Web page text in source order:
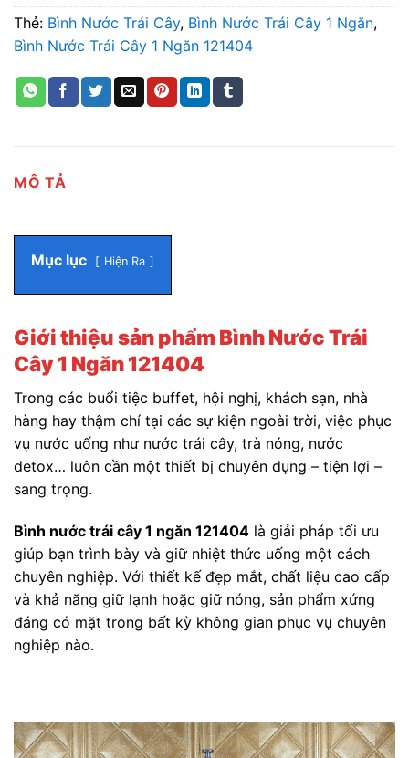
Thẻ: Bình Nước Trái Cây, Bình Nước Trái Cây 1 Ngăn,
Bình Nước Trái Cây 1 Ngăn 121404
MÔ TẢ
Mục lục Hiện Ra
Giới thiệu sản phẩm Bình Nước Trái
Cây 1 Ngăn 121404
Trong các buổi tiệc buffet, hội nghị, khách sạn, nhà
hàng hay thậm chí tại các sự kiện ngoài trời, việc phục
vụ nước uống như nước trái cây, trà nóng, nước
detox… luôn cần một thiết bị chuyên dụng – tiện lợi –
sang trọng.
Bình nước trái cây 1 ngăn 121404 là giải pháp tối ưu
giúp bạn trình bày và giữ nhiệt thức uống một cách
chuyên nghiệp. Với thiết kế đẹp mắt, chất liệu cao cấp
và khả năng giữ lạnh hoặc giữ nóng, sản phẩm xứng
đáng có mặt trong bất kỳ không gian phục vụ chuyên
nghiệp nào.